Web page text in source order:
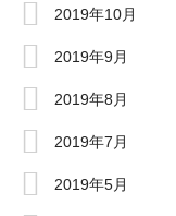
2019年10月
2019年9月
2019年8月
2019年7月
2019年5月